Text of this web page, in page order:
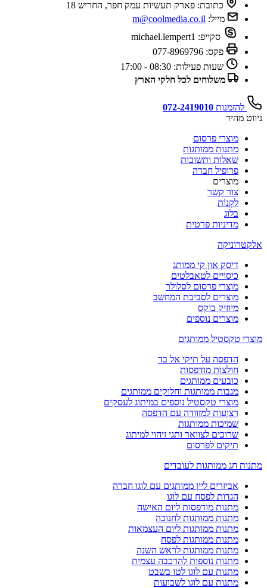
כתובת: פארק תעשיות עמק חפר, החריש 18
מייל: m@coolmedia.co.il
סקייפ: michael.lempert1
פקס: 077-8969796
שעות פעילות: 08:30 - 17:00
משלוחים לכל חלקי הארץ
להזמנות 072-2419010
ניווט מהיר
מוצרי פרסום
מתנות ממותגות
שאלות ותשובות
פרופיל חברה
מוצרים
צור קשר
לִקְנוֹת
בלוג
מדיניות פרטית
אלקטרוניקה
דיסק און קי ממותג
כיסויים לטאבלטים
מוצרי פרסום לסלולר
מוצרים לסביבת המחשב
מיוזיק בוקס
מוצרים נוספים
מוצרי טקסטיל ממותגים
הדפסה על תיקי אל בד
חולצות מודפסות
כובעים ממותגים
מגבות ממותגות וחלוקים ממותגים
מוצרי טקסטיל נוספים במיתוג לעסקים
רצועות למזוודה עם הדפסה
שמיכות ממותגות
שרוכים לצוואר ותגי זיהוי למיתוג
תיקים לפרסום
מתנות חג ממותגות לעובדים
אביזרים ליין ממותגים עם לוגו חברה
הגדות לפסח עם לוגו
מתנות מודפסות ליום האישה
מתנות ממותגות לחנוכה
מתנות ממותגות ליום העצמאות
מתנות ממותגות לפסח
מתנות ממותגות לראש השנה
מתנות נוספות להרכבה עצמית
מתנות עם לוגו לטו בשבט
מתנות עם לוגו לשבועות